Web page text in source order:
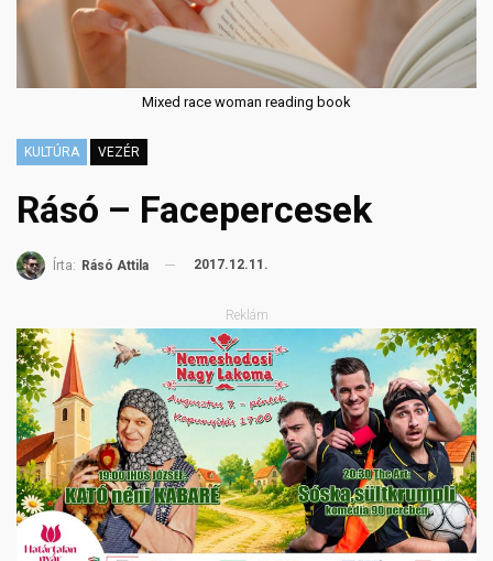
Mixed race woman reading book
KULTÚRA VEZÉR
Rásó – Facepercesek
Írta: Rásó Attila 2017.12.11.
Reklám